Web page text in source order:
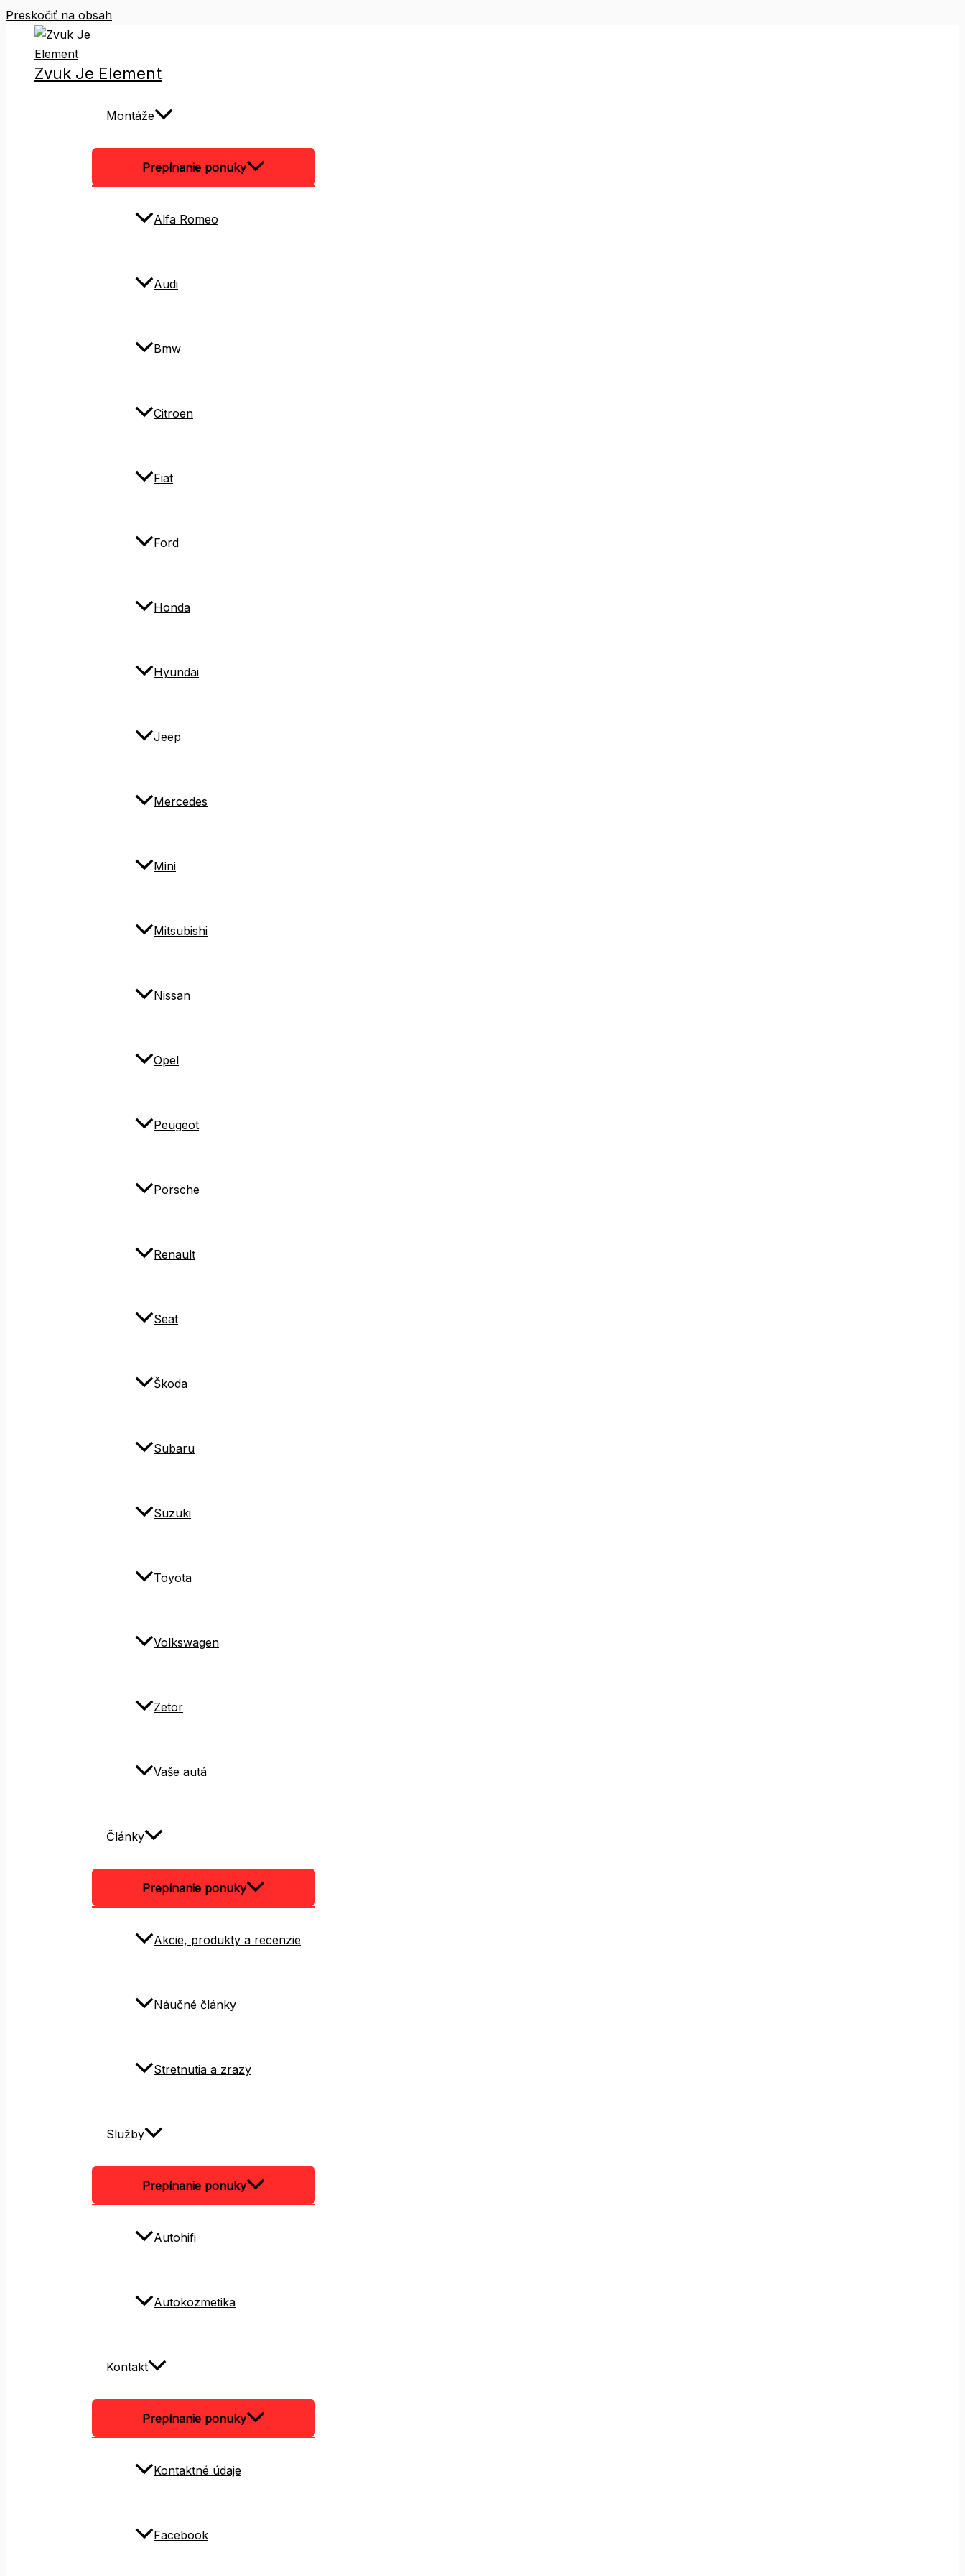
Preskočiť na obsah
Zvuk Je Element
Montáže
Prepínanie ponuky
Alfa Romeo
Audi
Bmw
Citroen
Fiat
Ford
Honda
Hyundai
Jeep
Mercedes
Mini
Mitsubishi
Nissan
Opel
Peugeot
Porsche
Renault
Seat
Škoda
Subaru
Suzuki
Toyota
Volkswagen
Zetor
Vaše autá
Články
Prepínanie ponuky
Akcie, produkty a recenzie
Náučné články
Stretnutia a zrazy
Služby
Prepínanie ponuky
Autohifi
Autokozmetika
Kontakt
Prepínanie ponuky
Kontaktné údaje
Facebook